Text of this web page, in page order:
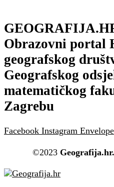
Obrazovni portal
geografskog
Geografskog
matematičkog
Zagrebu
Facebook Instagram Envelope
©2023 Geografija.hr.